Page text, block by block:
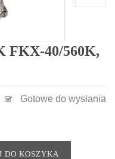
FKX-40/560K,
Gotowe do wysłania
DO KOSZYKA